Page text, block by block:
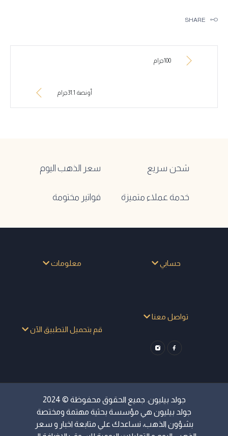
SHARE
100جرام
أونصة 31.1جرام
شحن سريع سعر الذهب اليوم
خدمة عملاء متميزة فواتير مختومة
حسابي معلومات
تواصل معنا
قم بتحميل التطبيق الآن
جولد بيليون. جميع الحقوق محفوظة © 2024
جولد بيليون هي مؤسسة بحثية مهتمة ومختصة
بشؤون الذهب، نساعدك علي متابعة اخبار و سعر